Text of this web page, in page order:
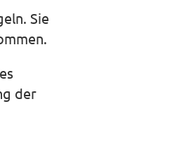
Sie
der